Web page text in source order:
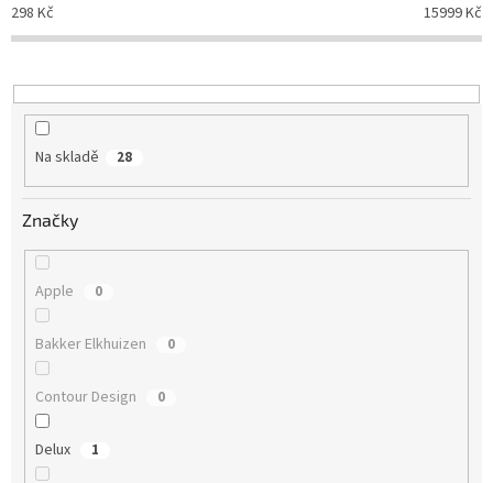
298 Kč 15999Kč
Na skladě 28
Značky
Apple 0
Bakker Elkhuizen 0
Contour Design 0
Delux 1